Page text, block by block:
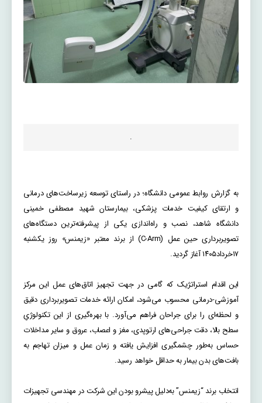
.
به گزارش روابط عمومی دانشگاه؛ در راستای توسعه زیرساخت‌های درمانی
و ارتقای کیفیت خدمات پزشکی، بیمارستان شهید مصطفی خمینی
دانشگاه شاهد، نصب و راه‌اندازی یکی از پیشرفته‌ترین دستگاه‌های
تصویربرداری حین عمل (C-Arm) از برند معتبر «زیمنس» روز یکشنبه
۱۷خرداد۱۴۰۵ آغاز گردید.
این اقدام استراتژیک که گامی در جهت تجهیز اتاق‌های عمل این مرکز
آموزشی-درمانی محسوب می‌شود، امکان ارائه خدمات تصویربرداری دقیق
و لحظه‌ای را برای جراحان فراهم می‌آورد. با بهره‌گیری از این تکنولوژیِ
سطح بالا، دقت جراحی‌های ارتوپدی، مغز و اعصاب، عروق و سایر مداخلات
حساس به‌طور چشمگیری افزایش یافته و زمان عمل و میزان تهاجم به
بافت‌های بدن بیمار به حداقل خواهد رسید.
انتخاب برند “زیمنس” به‌دلیل پیشرو بودن این شرکت در مهندسی تجهیزات